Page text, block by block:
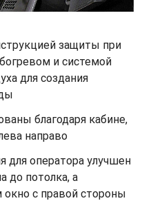
защиты при
и системой
для создания
благодаря кабине,
направо
для оператора улучшен
до потолка, а
окно с правой стороны